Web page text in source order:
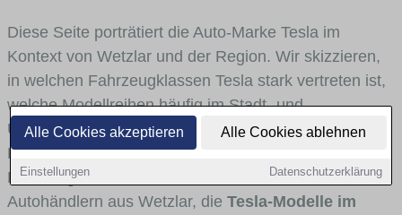
Alle Cookies akzeptieren Alle Cookies ablehnen
Einstellungen Datenschutzerklärung
Diese Seite porträtiert die Auto-Marke Tesla im
Kontext von Wetzlar und der Region. Wir skizzieren,
in welchen Fahrzeugklassen Tesla stark vertreten ist,
welche Modellreihen häufig im Stadt- und
Umlandverkehr zu sehen sind und für welche
Fahrertypen die Marke interessant ist. Viele
Fahrzeuge stammen von Autohäusern und
Autohändlern aus Wetzlar, die Tesla-Modelle im